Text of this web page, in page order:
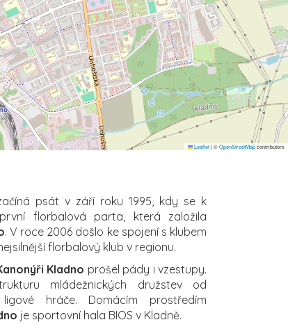
Leaflet|©OpenStreetMapcontributors
psát v září roku 1995, kdy se k
florbalová parta, která založila
. V roce 2006 došlo ke spojení s klubem
florbalový klub v regionu.
Kladno prošel pády i vzestupy.
mládežnických družstev od
hráče. Domácím prostředím
je sportovní hala BIOS v Kladně.